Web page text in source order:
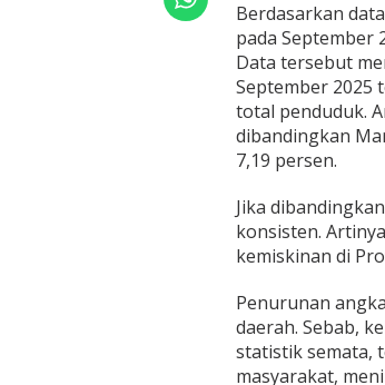
g
a
n
E
k
o
n
o
D
a
e
a
h
Berdasarkan
pada September
Data tersebut
September 2025
total penduduk.
dibandingkan
7,19 persen.
Jika
konsisten.
kemiskinan di
Penurunan
daerah. Sebab,
statistik semata,
masyarakat,